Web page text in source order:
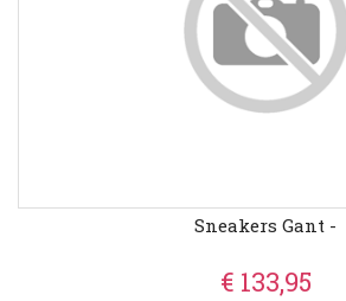
Sneakers Gant -
€ 133,95